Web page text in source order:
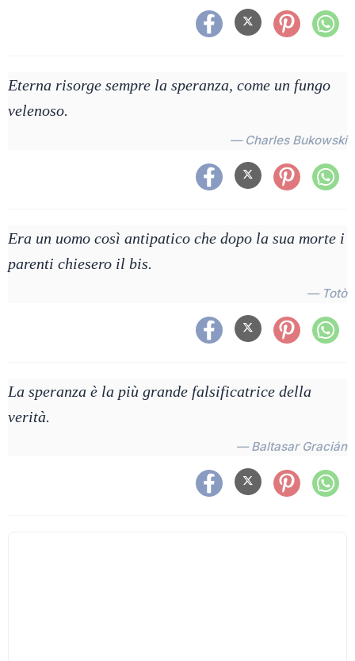
Eterna risorge sempre la speranza, come un fungo
velenoso.
— Charles Bukowski
Era un uomo così antipatico che dopo la sua morte i
parenti chiesero il bis.
— Totò
La speranza è la più grande falsificatrice della
verità.
— Baltasar Gracián